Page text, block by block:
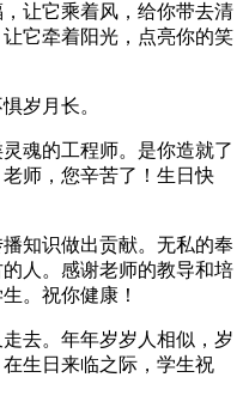
让它乘着风，给你带去清
它牵着阳光，点亮你的笑
岁月长。
魂的工程师。是你造就了
师，您辛苦了！生日快
知识做出贡献。无私的奉
人。感谢老师的教导和培
。祝你健康！
去。年年岁岁人相似，岁
生日来临之际，学生祝